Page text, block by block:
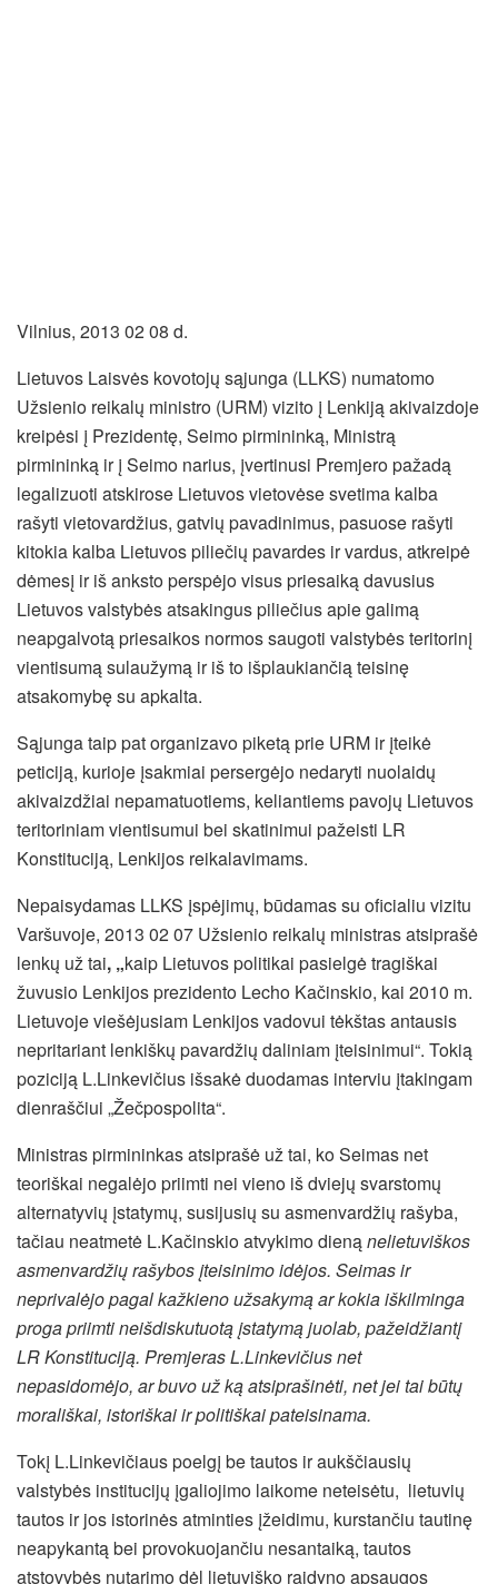
Vilnius, 2013 02 08 d.
Lietuvos Laisvės kovotojų sąjunga (LLKS) numatomo
Užsienio reikalų ministro (URM) vizito į Lenkiją akivaizdoje
kreipėsi į Prezidentę, Seimo pirmininką, Ministrą
pirmininką ir į Seimo narius, įvertinusi Premjero pažadą
legalizuoti atskirose Lietuvos vietovėse svetima kalba
rašyti vietovardžius, gatvių pavadinimus, pasuose rašyti
kitokia kalba Lietuvos piliečių pavardes ir vardus, atkreipė
dėmesį ir iš anksto perspėjo visus priesaiką davusius
Lietuvos valstybės atsakingus piliečius apie galimą
neapgalvotą priesaikos normos saugoti valstybės teritorinį
vientisumą sulaužymą ir iš to išplaukiančią teisinę
atsakomybę su apkalta.
Sąjunga taip pat organizavo piketą prie URM ir įteikė
peticiją, kurioje įsakmiai persergėjo nedaryti nuolaidų
akivaizdžiai nepamatuotiems, keliantiems pavojų Lietuvos
teritoriniam vientisumui bei skatinimui pažeisti LR
Konstituciją, Lenkijos reikalavimams.
Nepaisydamas LLKS įspėjimų, būdamas su oficialiu vizitu
Varšuvoje, 2013 02 07 Užsienio reikalų ministras atsiprašė
lenkų už tai, „kaip Lietuvos politikai pasielgė tragiškai
žuvusio Lenkijos prezidento Lecho Kačinskio, kai 2010 m.
Lietuvoje viešėjusiam Lenkijos vadovui tėkštas antausis
nepritariant lenkiškų pavardžių daliniam įteisinimui“. Tokią
poziciją L.Linkevičius išsakė duodamas interviu įtakingam
dienraščiui „Žečpospolita“.
Ministras pirmininkas atsiprašė už tai, ko Seimas net
teoriškai negalėjo priimti nei vieno iš dviejų svarstomų
alternatyvių įstatymų, susijusių su asmenvardžių rašyba,
tačiau neatmetė L.Kačinskio atvykimo dienąnelietuviškos
asmenvardžių rašybos įteisinimo idėjos. Seimas ir
neprivalėjo pagal kažkieno užsakymą ar kokia iškilminga
proga priimti neišdiskutuotą įstatymą juolab, pažeidžiantį
LR Konstituciją. Premjeras L.Linkevičius net
nepasidomėjo, ar buvo už ką atsiprašinėti, net jei tai būtų
morališkai, istoriškai ir politiškai pateisinama.
Tokį L.Linkevičiaus poelgį be tautos ir aukščiausių
valstybės institucijų įgaliojimo laikome neteisėtu, lietuvių
tautos ir jos istorinės atminties įžeidimu, kurstančiu tautinę
neapykantą bei provokuojančiu nesantaiką, tautos
atstovybės nutarimo dėl lietuviško raidyno apsaugos